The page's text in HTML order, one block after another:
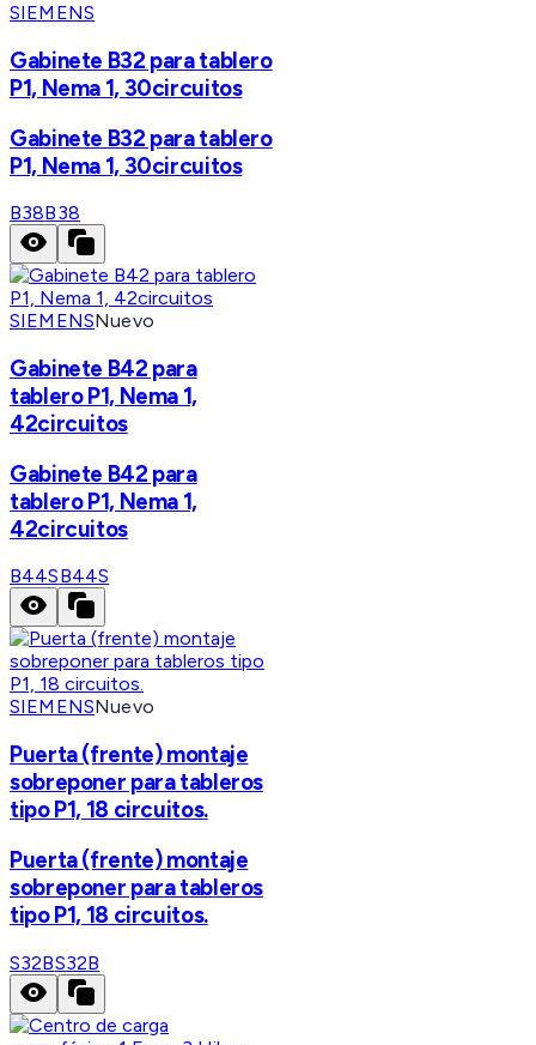
SIEMENS
Gabinete B32 para tablero
P1, Nema 1, 30circuitos
Gabinete B32 para tablero
P1, Nema 1, 30circuitos
B38B38
SIEMENSNuevo
Gabinete B42 para
tablero P1, Nema 1,
42circuitos
Gabinete B42 para
tablero P1, Nema 1,
42circuitos
B44SB44S
SIEMENSNuevo
Puerta (frente) montaje
sobreponer para tableros
tipo P1, 18 circuitos.
Puerta (frente) montaje
sobreponer para tableros
tipo P1, 18 circuitos.
S32BS32B